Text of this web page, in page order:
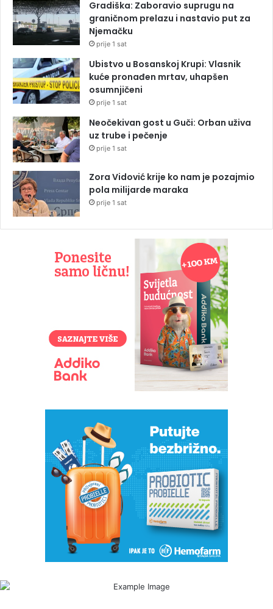
Gradiška: Zaboravio suprugu na
graničnom prelazu i nastavio put za
Njemačku
prije 1 sat
Ubistvo u Bosanskoj Krupi: Vlasnik
kuće pronađen mrtav, uhapšen
osumnjičeni
prije 1 sat
Neočekivan gost u Guči: Orban uživa
uz trube i pečenje
prije 1 sat
Zora Vidović krije ko nam je pozajmio
pola milijarde maraka
prije 1 sat